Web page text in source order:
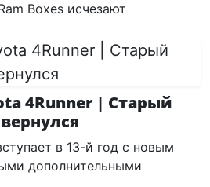
Boxes исчезают
4Runner | Старый
в 13-й год с новым
дополнительными